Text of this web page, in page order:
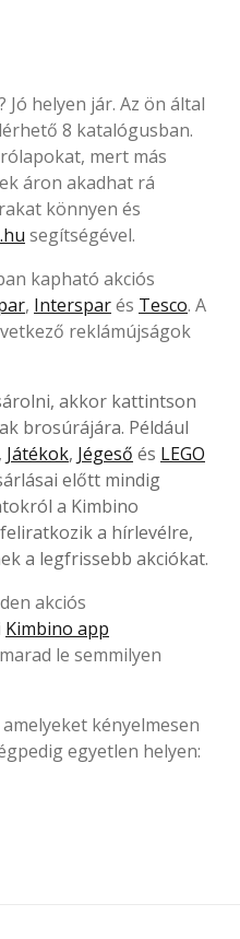
helyen jár. Az ön által
8 katalógusban.
mert más
áron akadhat rá
könnyen és
segítségével.
kapható akciós
, Intersparés Tesco. A
reklámújságok
akkor kattintson
brosúrájára. Például
, Játékok, Jégeső és LEGO
előtt mindig
a Kimbino
a hírlevélre,
a legfrissebb akciókat.
akciós
Kimbino app
le semmilyen
kényelmesen
egyetlen helyen: